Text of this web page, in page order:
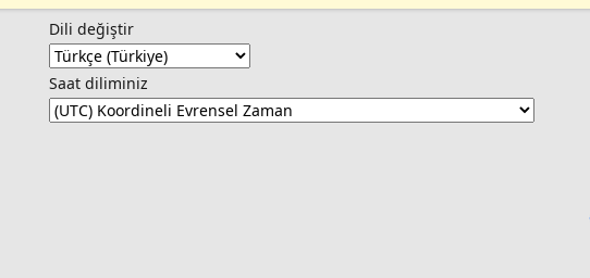
Dili değiştir
Saat diliminiz